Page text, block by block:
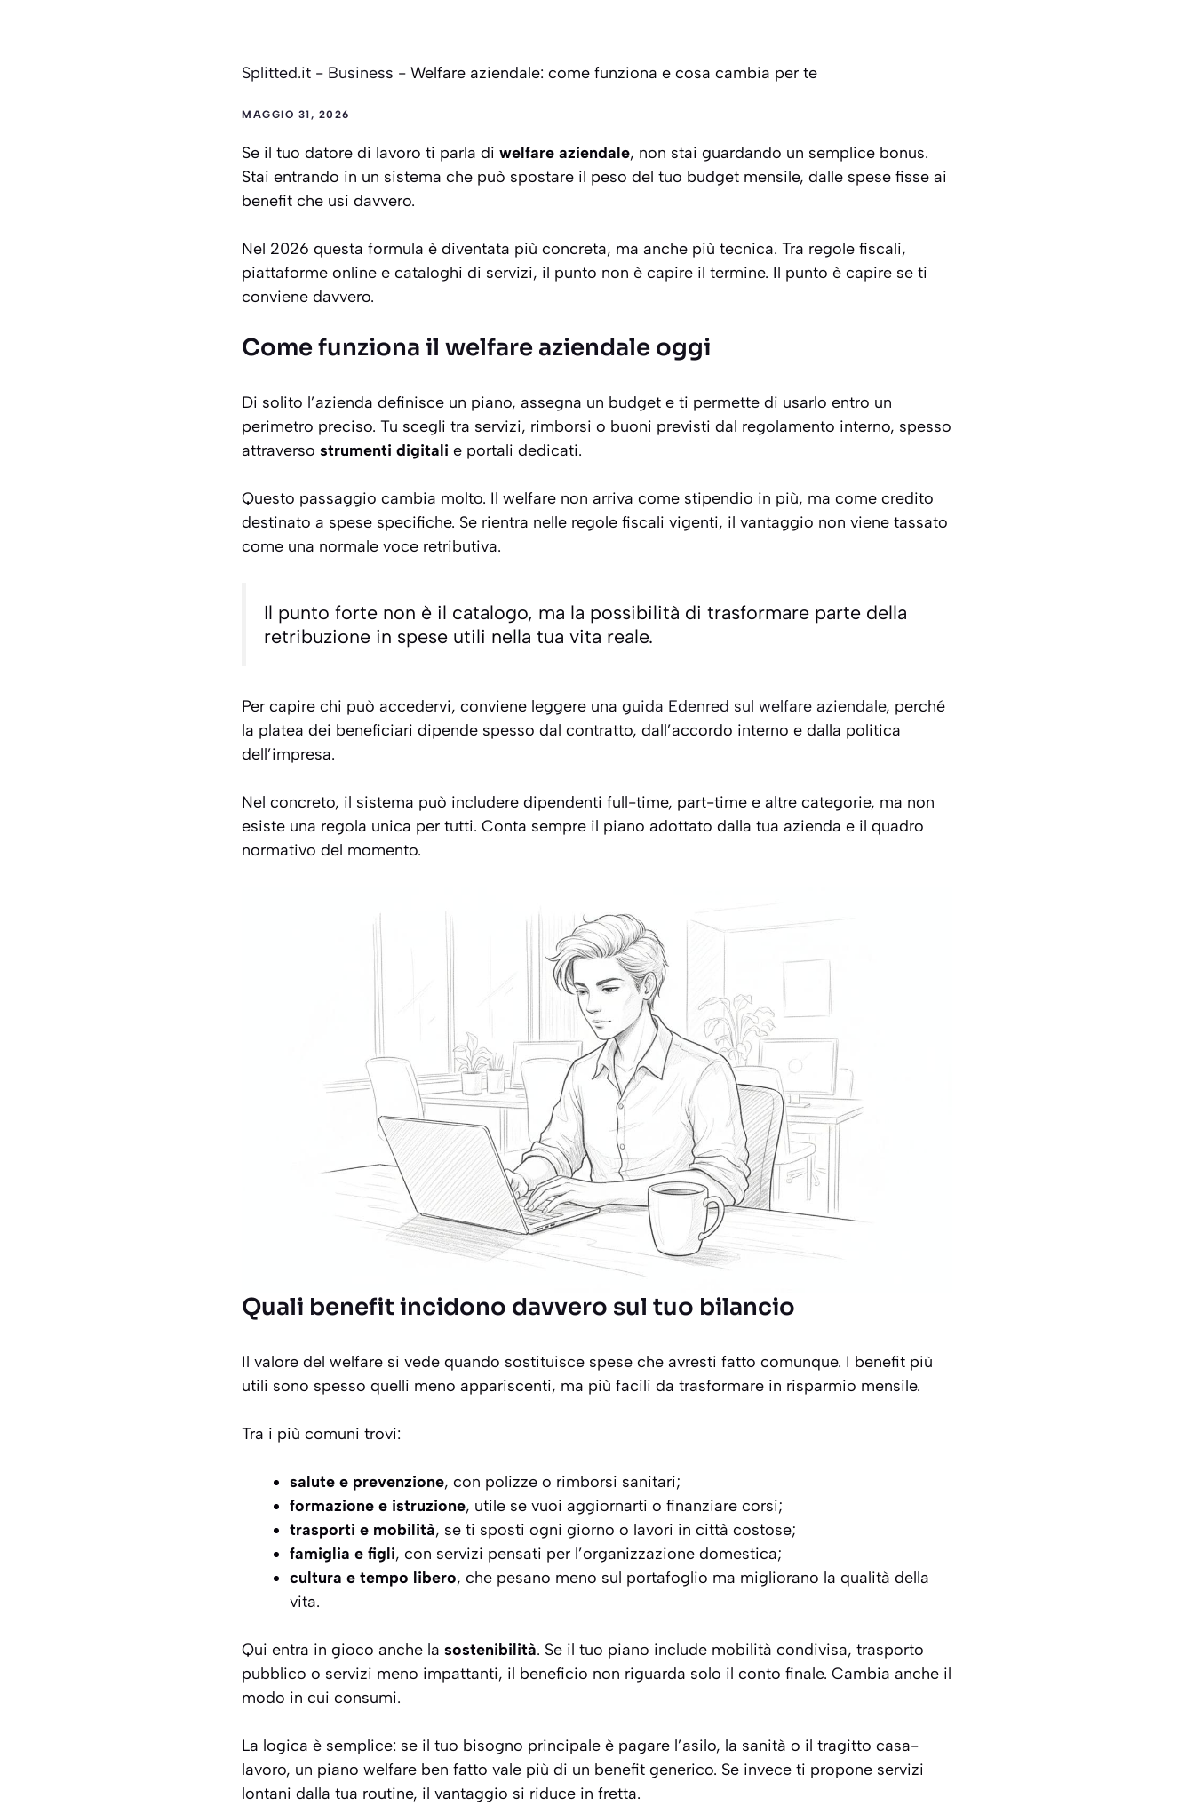
Splitted.it - Business - Welfare aziendale: come funziona e cosa cambia per te
MAGGIO 31, 2026
Se il tuo datore di lavoro ti parla di welfare aziendale, non stai guardando un semplice bonus.
Stai entrando in un sistema che può spostare il peso del tuo budget mensile, dalle spese fisse ai
benefit che usi davvero.
Nel 2026 questa formula è diventata più concreta, ma anche più tecnica. Tra regole fiscali,
piattaforme online e cataloghi di servizi, il punto non è capire il termine. Il punto è capire se ti
conviene davvero.
Come funziona il welfare aziendale oggi
Di solito l’azienda definisce un piano, assegna un budget e ti permette di usarlo entro un
perimetro preciso. Tu scegli tra servizi, rimborsi o buoni previsti dal regolamento interno, spesso
attraverso strumenti digitali e portali dedicati.
Questo passaggio cambia molto. Il welfare non arriva come stipendio in più, ma come credito
destinato a spese specifiche. Se rientra nelle regole fiscali vigenti, il vantaggio non viene tassato
come una normale voce retributiva.
Il punto forte non è il catalogo, ma la possibilità di trasformare parte della
retribuzione in spese utili nella tua vita reale.
Per capire chi può accedervi, conviene leggere una guida Edenred sul welfare aziendale, perché
la platea dei beneficiari dipende spesso dal contratto, dall’accordo interno e dalla politica
dell’impresa.
Nel concreto, il sistema può includere dipendenti full-time, part-time e altre categorie, ma non
esiste una regola unica per tutti. Conta sempre il piano adottato dalla tua azienda e il quadro
normativo del momento.
Quali benefit incidono davvero sul tuo bilancio
Il valore del welfare si vede quando sostituisce spese che avresti fatto comunque. I benefit più
utili sono spesso quelli meno appariscenti, ma più facili da trasformare in risparmio mensile.
Tra i più comuni trovi:
salute e prevenzione, con polizze o rimborsi sanitari;
formazione e istruzione, utile se vuoi aggiornarti o finanziare corsi;
trasporti e mobilità, se ti sposti ogni giorno o lavori in città costose;
famiglia e figli, con servizi pensati per l’organizzazione domestica;
cultura e tempo libero, che pesano meno sul portafoglio ma migliorano la qualità della
vita.
Qui entra in gioco anche la sostenibilità. Se il tuo piano include mobilità condivisa, trasporto
pubblico o servizi meno impattanti, il beneficio non riguarda solo il conto finale. Cambia anche il
modo in cui consumi.
La logica è semplice: se il tuo bisogno principale è pagare l’asilo, la sanità o il tragitto casa-
lavoro, un piano welfare ben fatto vale più di un benefit generico. Se invece ti propone servizi
lontani dalla tua routine, il vantaggio si riduce in fretta.